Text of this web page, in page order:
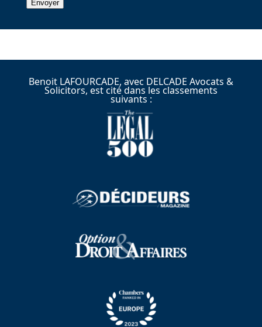
Benoit LAFOURCADE, avec DELCADE Avocats &
Solicitors, est cité dans les classements
suivants :